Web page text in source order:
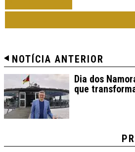
NOTÍCIA ANTERIOR
Dia dos
que